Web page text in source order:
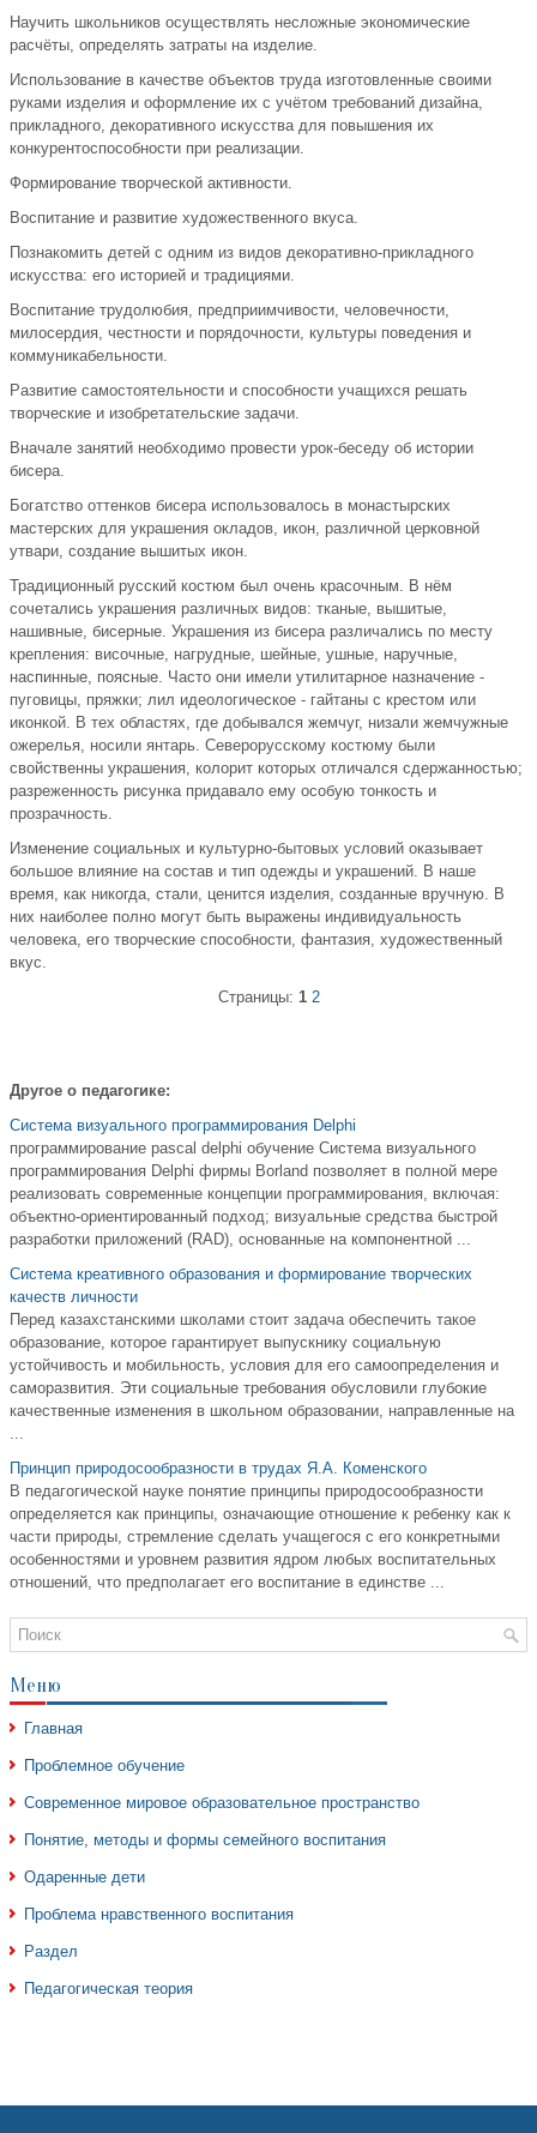
Научить школьников осуществлять несложные экономические
расчёты, определять затраты на изделие.
Использование в качестве объектов труда изготовленные своими
руками изделия и оформление их с учётом требований дизайна,
прикладного, декоративного искусства для повышения их
конкурентоспособности при реализации.
Формирование творческой активности.
Воспитание и развитие художественного вкуса.
Познакомить детей с одним из видов декоративно-прикладного
искусства: его историей и традициями.
Воспитание трудолюбия, предприимчивости, человечности,
милосердия, честности и порядочности, культуры поведения и
коммуникабельности.
Развитие самостоятельности и способности учащихся решать
творческие и изобретательские задачи.
Вначале занятий необходимо провести урок-беседу об истории
бисера.
Богатство оттенков бисера использовалось в монастырских
мастерских для украшения окладов, икон, различной церковной
утвари, создание вышитых икон.
Традиционный русский костюм был очень красочным. В нём
сочетались украшения различных видов: тканые, вышитые,
нашивные, бисерные. Украшения из бисера различались по месту
крепления: височные, нагрудные, шейные, ушные, наручные,
наспинные, поясные. Часто они имели утилитарное назначение -
пуговицы, пряжки; лил идеологическое - гайтаны с крестом или
иконкой. В тех областях, где добывался жемчуг, низали жемчужные
ожерелья, носили янтарь. Северорусскому костюму были
свойственны украшения, колорит которых отличался сдержанностью;
разреженность рисунка придавало ему особую тонкость и
прозрачность.
Изменение социальных и культурно-бытовых условий оказывает
большое влияние на состав и тип одежды и украшений. В наше
время, как никогда, стали, ценится изделия, созданные вручную. В
них наиболее полно могут быть выражены индивидуальность
человека, его творческие способности, фантазия, художественный
вкус.
Страницы: 1 2
Другое о педагогике:
Система визуального программирования Delphi
программирование pascal delphi обучение Система визуального
программирования Delphi фирмы Borland позволяет в полной мере
реализовать современные концепции программирования, включая:
объектно-ориентированный подход; визуальные средства быстрой
разработки приложений (RAD), основанные на компонентной ...
Система креативного образования и формирование творческих
качеств личности
Перед казахстанскими школами стоит задача обеспечить такое
образование, которое гарантирует выпускнику социальную
устойчивость и мобильность, условия для его самоопределения и
саморазвития. Эти социальные требования обусловили глубокие
качественные изменения в школьном образовании, направленные на
...
Принцип природосообразности в трудах Я.А. Коменского
В педагогической науке понятие принципы природосообразности
определяется как принципы, означающие отношение к ребенку как к
части природы, стремление сделать учащегося с его конкретными
особенностями и уровнем развития ядром любых воспитательных
отношений, что предполагает его воспитание в единстве ...
Меню
Главная
Проблемное обучение
Современное мировое образовательное пространство
Понятие, методы и формы семейного воспитания
Одаренные дети
Проблема нравственного воспитания
Раздел
Педагогическая теория